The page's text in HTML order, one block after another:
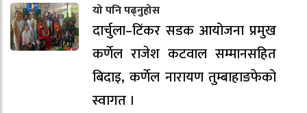
यो पनि पढ्नुहोस
दार्चुला–टिंकर सडक आयोजना प्रमुख
कर्णेल राजेश कटवाल सम्मानसहित
बिदाइ, कर्णेल नारायण तुम्बाहाङफेको
स्वागत ।